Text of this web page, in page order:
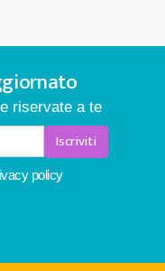
riservate a te
Iscriviti
policy